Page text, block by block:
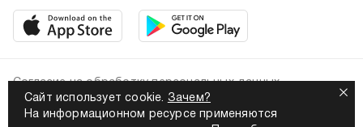
Сайт использует cookie. Зачем?
На информационном ресурсе применяются
Политика конфиденциальности
Согласие на обработку персональных данных